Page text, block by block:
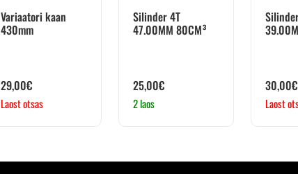
Variaatori kaan
430mm
29,00€
Laost otsas
Silinder 4T
47.00MM 80CM³
25,00€
2 laos
30,00€
Laost